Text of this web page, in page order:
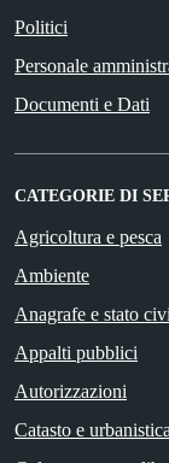
Politici
Personale
Documenti e Dati
CATEGORIE DI
Agricoltura e pesca
Ambiente
Anagrafe e stato
Appalti pubblici
Autorizzazioni
Catasto e urbanistica